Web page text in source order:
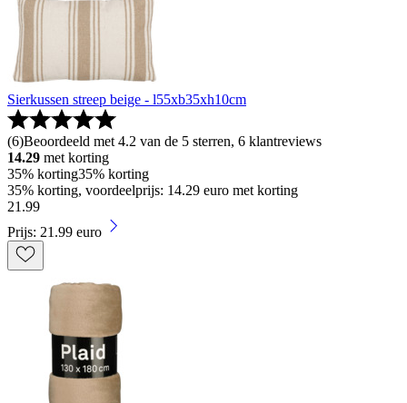
Sierkussen streep beige - l55xb35xh10cm
(6)Beoordeeld met 4.2 van de 5 sterren, 6 klantreviews
14.29 met korting
35% korting35% korting
35% korting, voordeelprijs: 14.29 euro met korting
21 .99
Prijs: 21.99 euro